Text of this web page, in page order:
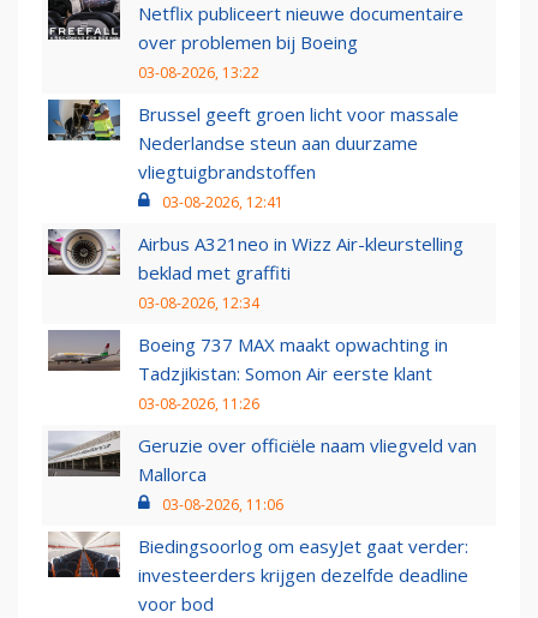
Netflix publiceert nieuwe documentaire
over problemen bij Boeing
03-08-2026, 13:22
Brussel geeft groen licht voor massale
Nederlandse steun aan duurzame
vliegtuigbrandstoffen
03-08-2026, 12:41
Airbus A321neo in Wizz Air-kleurstelling
beklad met graffiti
03-08-2026, 12:34
Boeing 737 MAX maakt opwachting in
Tadzjikistan: Somon Air eerste klant
03-08-2026, 11:26
Geruzie over officiële naam vliegveld van
Mallorca
03-08-2026, 11:06
Biedingsoorlog om easyJet gaat verder:
investeerders krijgen dezelfde deadline
voor bod